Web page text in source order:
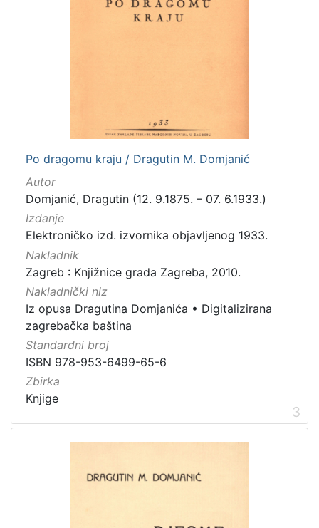
Po dragomu kraju / Dragutin M. Domjanić
Autor
Domjanić, Dragutin (12. 9.1875. – 07. 6.1933.)
Izdanje
Elektroničko izd. izvornika objavljenog 1933.
Nakladnik
Zagreb : Knjižnice grada Zagreba, 2010.
Nakladnički niz
Iz opusa Dragutina Domjanića • Digitalizirana
zagrebačka baština
Standardni broj
ISBN 978-953-6499-65-6
Zbirka
Knjige
3